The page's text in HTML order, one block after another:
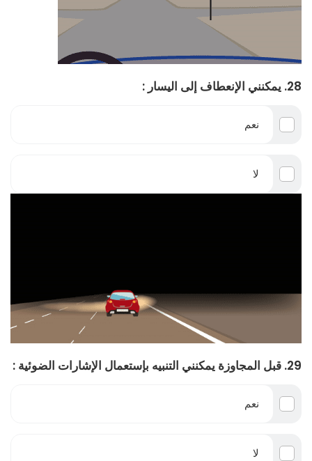
28. يمكنني الإنعطاف إلى اليسار :
نعم
لا
29. قبل المجاوزة يمكنني التنبيه بإستعمال الإشارات الضوئية :
نعم
لا